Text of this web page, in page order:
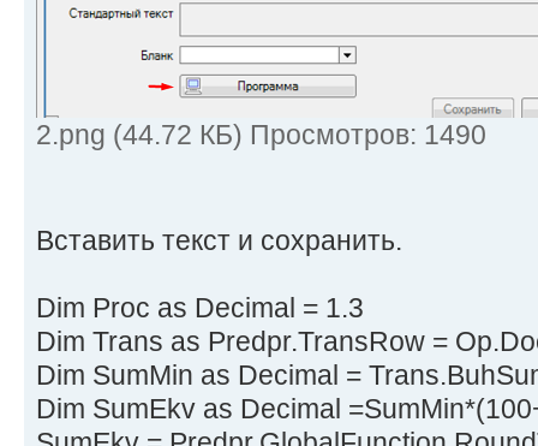
2.png (44.72 КБ) Просмотров: 1490
Вставить текст и сохранить.
Dim Proc as Decimal = 1.3
Dim Trans as Predpr.TransRow =
Dim SumMin as Decimal =
Dim SumEkv as Decimal